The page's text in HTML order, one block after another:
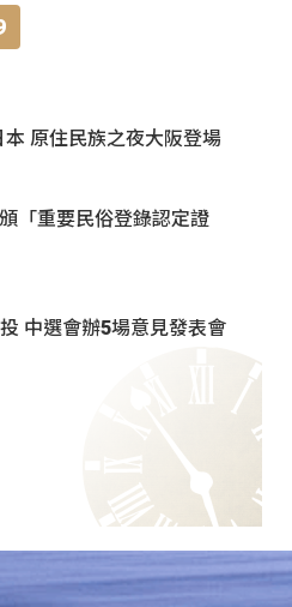
原住民族之夜大阪登場
「重要民俗登錄認定證
中選會辦5場意見發表會